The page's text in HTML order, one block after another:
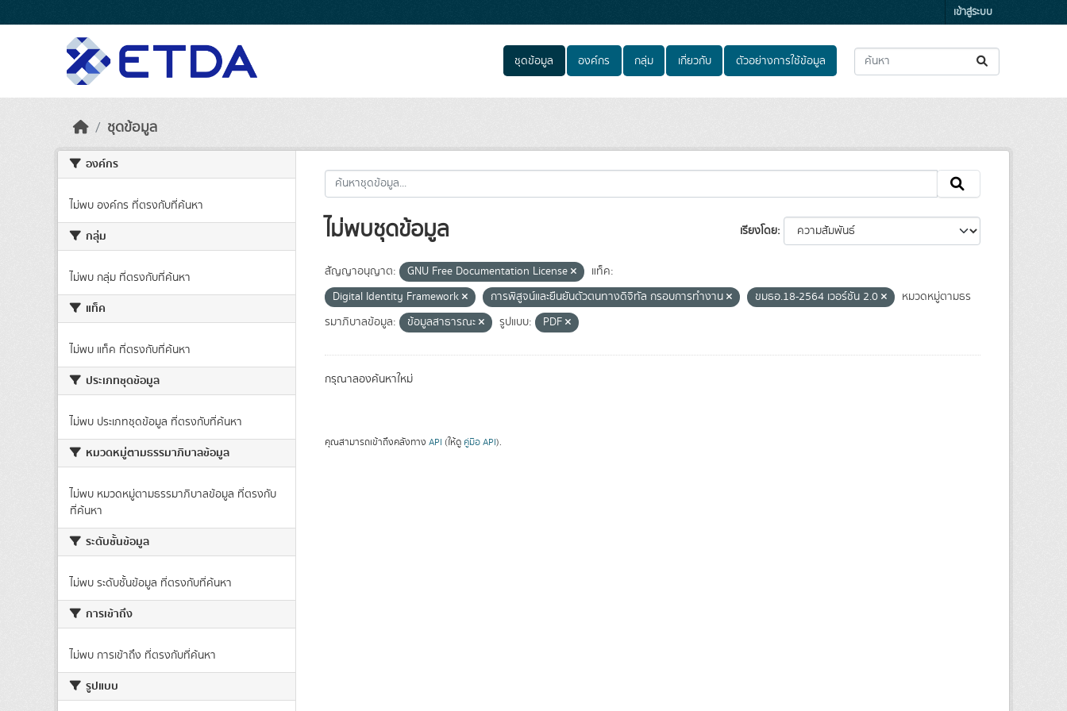
เข้าสู่ระบบ
ชุดข้อมูล องค์กร กลุ่ม เกี่ยวกับ ตัวอย่างการใช้ข้อมูล
ชุดข้อมูล
องค์กร
ไม่พบ องค์กร ที่ตรงกับที่ค้นหา
กลุ่ม
ไม่พบ กลุ่ม ที่ตรงกับที่ค้นหา
แท็ค
ไม่พบ แท็ค ที่ตรงกับที่ค้นหา
ประเภทชุดข้อมูล
ไม่พบ ประเภทชุดข้อมูล ที่ตรงกับที่ค้นหา
หมวดหมู่ตามธรรมาภิบาลข้อมูล
ไม่พบ หมวดหมู่ตามธรรมาภิบาลข้อมูล ที่ตรงกับ
ที่ค้นหา
ระดับชั้นข้อมูล
ไม่พบ ระดับชั้นข้อมูล ที่ตรงกับที่ค้นหา
การเข้าถึง
ไม่พบ การเข้าถึง ที่ตรงกับที่ค้นหา
รูปแบบ
เรียงโดย
ไม่พบชุดข้อมูล
สัญญาอนุญาต: GNU Free Documentation License
แท็ค:
Digital Identity Framework
การพิสูจน์และยืนยันตัวตนทางดิจิทัล กรอบการทำงาน ขมธอ.18-2564 เวอร์ชัน 2.0
หมวดหมู่ตามธร
รมาภิบาลข้อมูล:
ข้อมูลสาธารณะ รูปแบบ: PDF
กรุณาลองค้นหาใหม่
คุณสามารถเข้าถึงคลังทาง API (ให้ดู คู่มือ API).